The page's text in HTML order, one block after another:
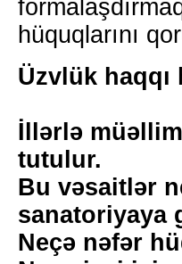
hüquqlarını
Üzvlük
İllərlə
tutulur.
Bu vəsaitlər
sanatoriyaya
Neçə nəfər